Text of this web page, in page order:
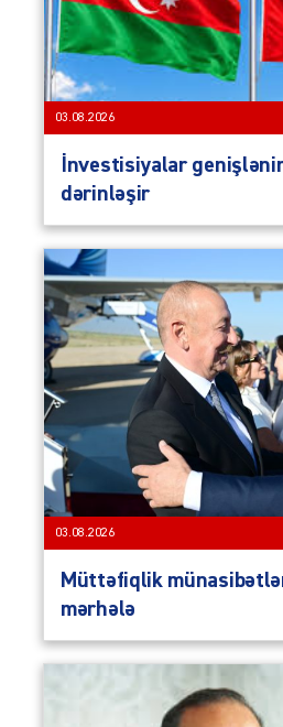
03.08.2026
İnvestisiyalar
dərinləşir
03.08.2026
Müttəfiqlik
mərhələ